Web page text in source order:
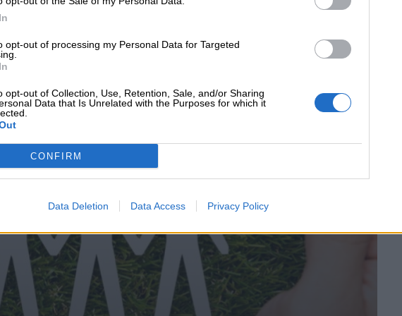
opt-out of processing my Personal Data for Targeted
opt-out of Collection, Use, Retention, Sale, and/or Sharing
Data that Is Unrelated with the Purposes for which it
CONFIRM
Data Deletion Data Access Privacy Policy
ροή